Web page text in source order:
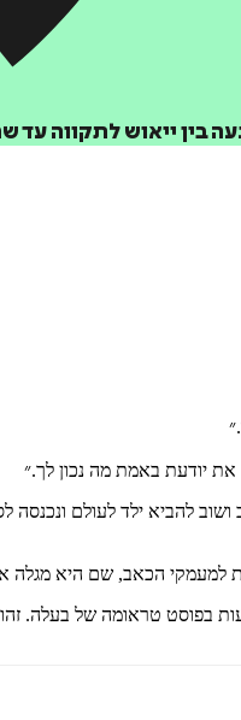
נעה בין ייאוש
יודעת באמת מה נכון לך.״
להביא ילד לעולם
למעמקי הכאב, שם היא מגלה
בפוסט טראומה של בעלה. זהו